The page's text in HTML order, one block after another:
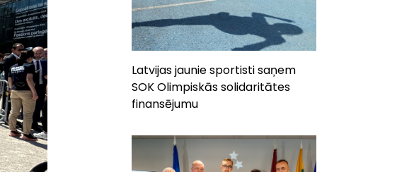
Latvijas jaunie sportisti saņem
SOK Olimpiskās solidaritātes
finansējumu